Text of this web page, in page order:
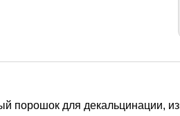
порошок для декальцинации,